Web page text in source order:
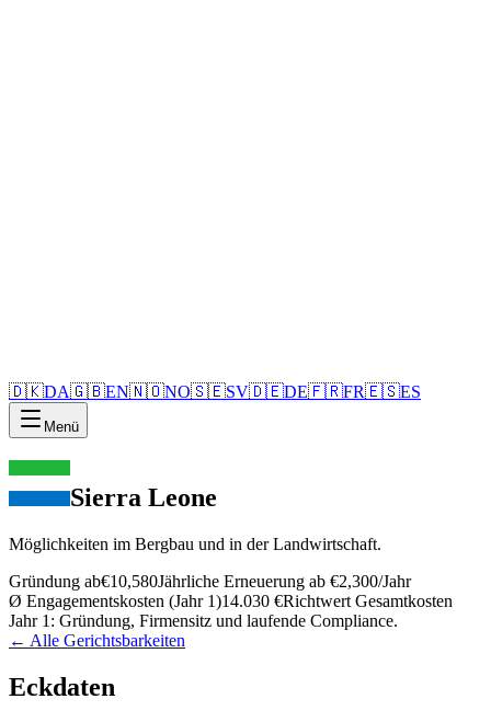
🇩🇰DA🇬🇧EN🇳🇴NO🇸🇪SV🇩🇪DE🇫🇷FR🇪🇸ES
Menü
Sierra Leone
Möglichkeiten im Bergbau und in der Landwirtschaft.
Gründung ab€10,580Jährliche Erneuerung ab €2,300/Jahr
Ø Engagementskosten (Jahr 1)14.030 €Richtwert Gesamtkosten
Jahr 1: Gründung, Firmensitz und laufende Compliance.
← Alle Gerichtsbarkeiten
Eckdaten